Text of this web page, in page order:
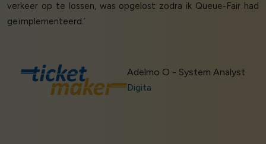
verkeer op te lossen, was opgelost zodra ik Queue-Fair had
geïmplementeerd.’
Adelmo O - System Analyst
Digita